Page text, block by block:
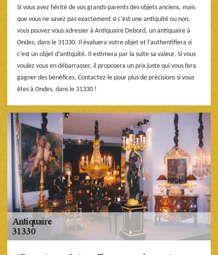
Si vous avez hérité de vos grands-parents des objets anciens, mais
que vous ne savez pas exactement si c’est une antiquité ou non,
vous pouvez vous adresser à Antiquaire Debord, un antiquaire à
Ondes, dans le 31330. Il évaluera votre objet et l’authentifiera si
c’est un objet d’antiquité. Il estimera par la suite sa valeur. Si vous
voulez vous en débarrasser, il proposera un prix juste qui vous fera
gagner des bénéfices. Contactez-le pour plus de précisions si vous
êtes à Ondes, dans le 31330 !